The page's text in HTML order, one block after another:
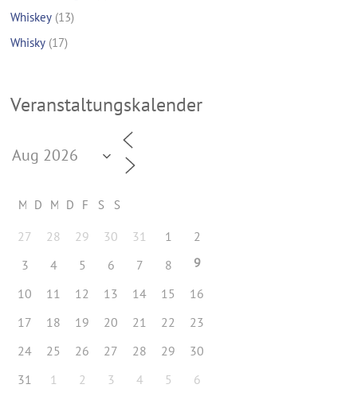
Whiskey (13)
Whisky (17)
Veranstaltungskalender
M D M D F S S
27 28 29 30 31 1
2
3
4 5 6 7 8
9
10
11 12 13 14 15
16
17
18 19 20 21 22
23
24
25 26 27 28 29
30
31
1 2 3 4 5 6